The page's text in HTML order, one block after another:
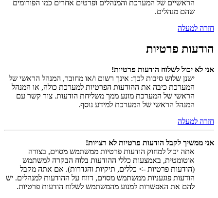
הראשיים של המערכת והמנהלים ופרטים אחרים כמו הפורומים
שהם מנהלים.
חזרה למעלה
הודעות פרטיות
אני לא יכול לשלוח הודעות פרטיות!
ישנן שלוש סיבות לכך: אינך רשום ו/או מחובר, המנהל הראשי של
המערכת כיבה את ההודעות הפרטיות למערכת כולה, או המנהל
הראשי של המערכת מונע ממך משליחת הודעות. צור קשר עם
המנהל הראשי של המערכת למידע נוסף.
חזרה למעלה
אני ממשיך לקבל הודעות פרטיות לא רצויות!
אתה יכול למחוק הודעות פרטיות ממשתמש מסוים, בצורה
אוטומטית, באמצעות כללי ההודעות בלוח הבקרה למשתמש
(הודעות פרטיות -> כללים, תיקיות והגדרות). אם אתה מקבל
הודעות פוגעניות ממשתמש מסוים, דווח על ההודעות למנהלים. יש
להם את האפשרות למנוע מהמשתמש לשלוח הודעות פרטיות.